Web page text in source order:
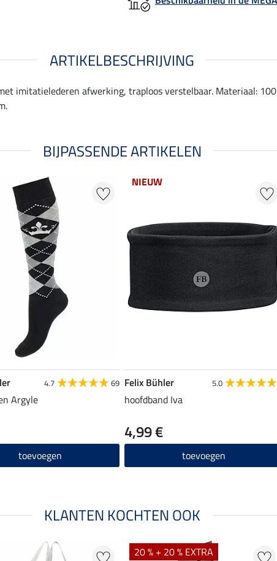
ARTIKELBESCHRIJVING
imitatielederen afwerking, traploos verstelbaar. Materiaal: 100
BIJPASSENDE ARTIKELEN
4.7 69
Argyle
toevoegen
NIEUW
Felix Bühler 5.0
hoofdband Iva
4,99 €
toevoegen
KLANTEN KOCHTEN OOK
20 % + 20 % EXTRA